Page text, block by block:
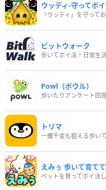
ウッディ‐守ってポ
「ウッディ」を守って
ビットウォーク
Powl（ポウル）
トリマ
一攫千金も狙える歩い
えみぅ 歩いて育て